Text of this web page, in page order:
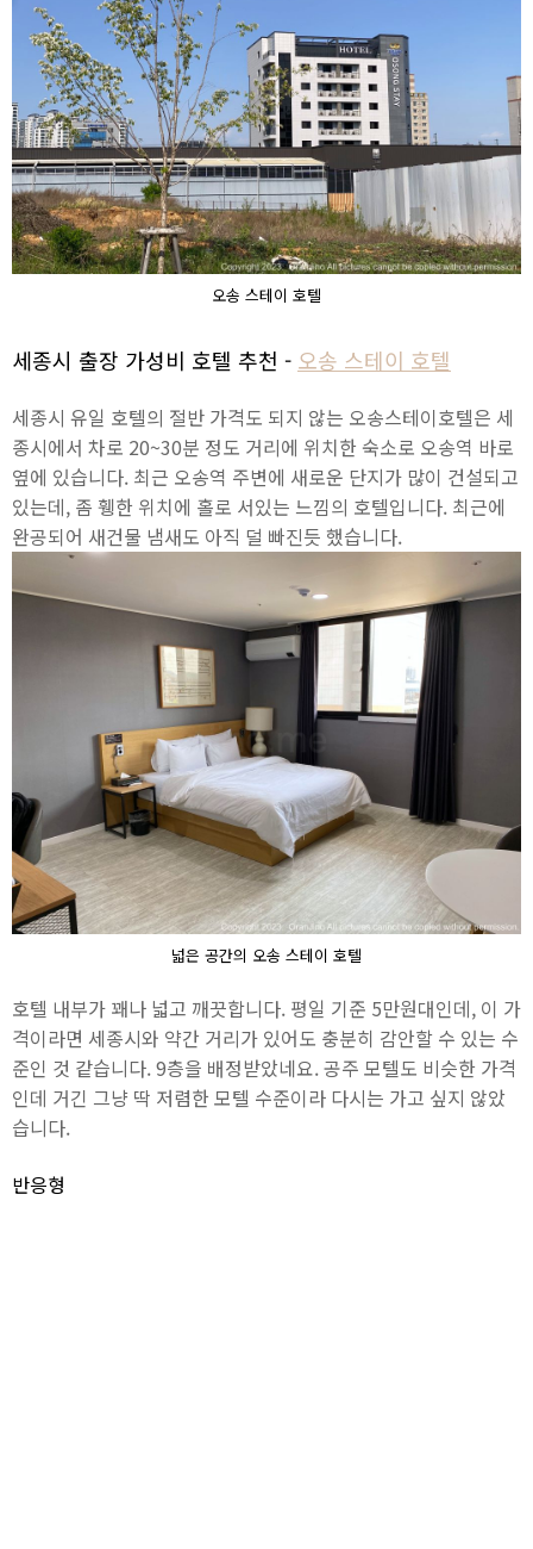
오송 스테이 호텔
세종시 출장 가성비 호텔 추천 - 오송 스테이 호텔
세종시 유일 호텔의 절반 가격도 되지 않는 오송스테이호텔은 세
종시에서 차로 20~30분 정도 거리에 위치한 숙소로 오송역 바로
옆에 있습니다. 최근 오송역 주변에 새로운 단지가 많이 건설되고
있는데, 좀 휑한 위치에 홀로 서있는 느낌의 호텔입니다. 최근에
완공되어 새건물 냄새도 아직 덜 빠진듯 했습니다.
넓은 공간의 오송 스테이 호텔
호텔 내부가 꽤나 넓고 깨끗합니다. 평일 기준 5만원대인데, 이 가
격이라면 세종시와 약간 거리가 있어도 충분히 감안할 수 있는 수
준인 것 같습니다. 9층을 배정받았네요. 공주 모텔도 비슷한 가격
인데 거긴 그냥 딱 저렴한 모텔 수준이라 다시는 가고 싶지 않았
습니다.
반응형